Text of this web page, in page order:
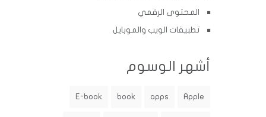
المحتوى الرقمي
تطبيقات الويب والموبايل
أشهر الوسوم
Apple
apps
book
E-book